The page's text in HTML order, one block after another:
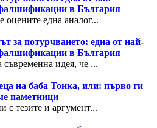
в България
оцените една аналог...
за потурчването: една от най-
в България
съвременна идея, че ...
на баба Тонка, или: първо ги
паметници
с тезите и аргумент...